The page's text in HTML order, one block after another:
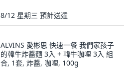
8/12 星期三 預計送達
ALVINS 愛彬思 快速一餐 我們家孩子
的韓牛炸醬麵 3入 + 韓牛咖哩 3入 組
合, 1套, 炸醬, 咖哩, 100g